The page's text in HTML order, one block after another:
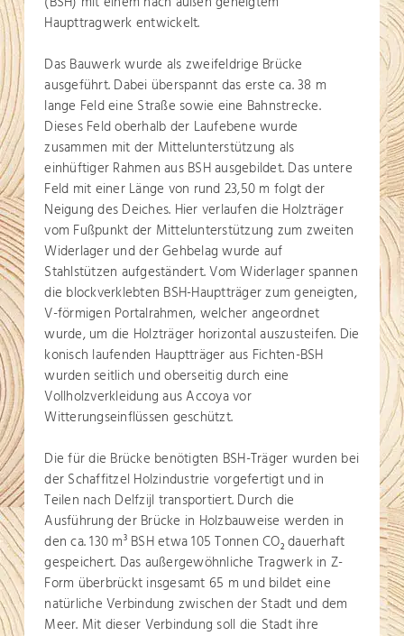
Haupttragwerk entwickelt.
Das Bauwerk wurde als zweifeldrige Brücke
ausgeführt. Dabei überspannt das erste ca. 38 m
lange Feld eine Straße sowie eine Bahnstrecke.
Dieses Feld oberhalb der Laufebene wurde
zusammen mit der Mittelunterstützung als
einhüftiger Rahmen aus BSH ausgebildet. Das untere
Feld mit einer Länge von rund 23,50 m folgt der
Neigung des Deiches. Hier verlaufen die Holzträger
vom Fußpunkt der Mittelunterstützung zum zweiten
Widerlager und der Gehbelag wurde auf
Stahlstützen aufgeständert. Vom Widerlager spannen
die blockverklebten BSH-Hauptträger zum geneigten,
V-förmigen Portalrahmen, welcher angeordnet
wurde, um die Holzträger horizontal auszusteifen. Die
konisch laufenden Hauptträger aus Fichten-BSH
wurden seitlich und oberseitig durch eine
Vollholzverkleidung aus Accoya vor
Witterungseinflüssen geschützt.
Die für die Brücke benötigten BSH-Träger wurden bei
der Schaffitzel Holzindustrie vorgefertigt und in
Teilen nach Delfzijl transportiert. Durch die
Ausführung der Brücke in Holzbauweise werden in
den ca. 130 m3BSH etwa 105 Tonnen CO2dauerhaft
gespeichert. Das außergewöhnliche Tragwerk in Z-
Form überbrückt insgesamt 65 m und bildet eine
natürliche Verbindung zwischen der Stadt und dem
Meer. Mit dieser Verbindung soll die Stadt ihre